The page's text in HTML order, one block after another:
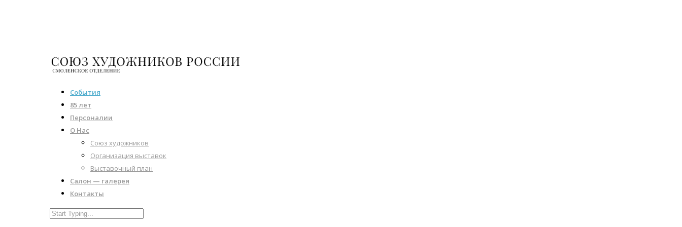
События
85 лет
Персоналии
О Нас
Союз художников
Организация выставок
Выставочный план
Салон — галерея
Контакты